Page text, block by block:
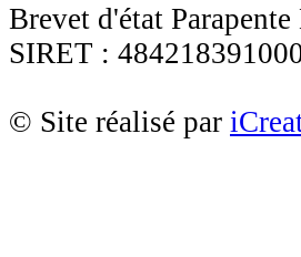
Brevet d'état
SIRET :
© Site réalisé par